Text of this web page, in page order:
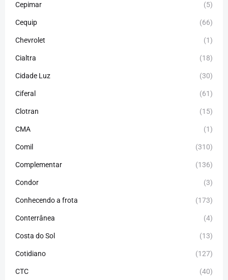
Cepimar (5)
Cequip (66)
Chevrolet (1)
Cialtra (18)
Cidade Luz (30)
Ciferal (61)
Clotran (15)
CMA (1)
Comil (310)
Complementar (136)
Condor (3)
Conhecendo a frota (173)
Conterrânea (4)
Costa do Sol (13)
Cotidiano (127)
CTC (40)